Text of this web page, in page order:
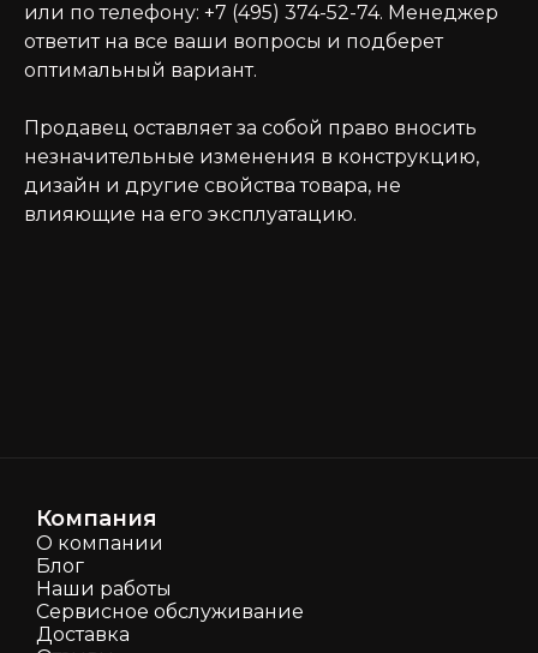
или по телефону: +7 (495) 374-52-74. Менеджер
ответит на все ваши вопросы и подберет
оптимальный вариант.
Продавец оставляет за собой право вносить
незначительные изменения в конструкцию,
дизайн и другие свойства товара, не
влияющие на его эксплуатацию.
Компания
О компании
Блог
Наши работы
Сервисное обслуживание
Доставка